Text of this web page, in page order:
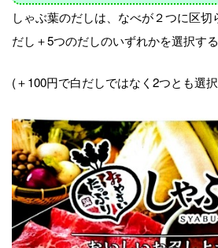
しゃぶ葉のだしは、なべが２つに区切
だし＋5つのだしのいずれかを選択す
(＋100円で白だしではなく2つとも選